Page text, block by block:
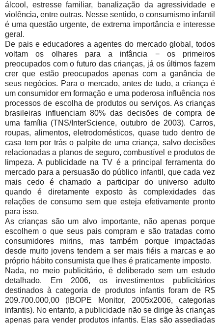
álcool, estresse familiar, banalização da agressividade e
violência, entre outras. Nesse sentido, o consumismo infantil
é uma questão urgente, de extrema importância e interesse
geral.
De pais e educadores a agentes do mercado global, todos
voltam os olhares para a infância − os primeiros
preocupados com o futuro das crianças, já os últimos fazem
crer que estão preocupados apenas com a ganância de
seus negócios. Para o mercado, antes de tudo, a criança é
um consumidor em formação e uma poderosa influência nos
processos de escolha de produtos ou serviços. As crianças
brasileiras influenciam80% das decisões de compra de
uma família (TNS/InterScience, outubro de 2003). Carros,
roupas, alimentos, eletrodomésticos, quase tudo dentro de
casa tem por trás o palpite de uma criança, salvo decisões
relacionadas a planos de seguro, combustível e produtos de
limpeza. A publicidade na TV é a principal ferramenta do
mercado para a persuasão do público infantil, que cada vez
mais cedo é chamado a participar do universo adulto
quando é diretamente exposto às complexidades das
relações de consumo sem que esteja efetivamente pronto
para isso.
As crianças são um alvo importante, não apenas porque
escolhem o que seus pais compram e são tratadas como
consumidores mirins, mas também porque impactadas
desde muito jovens tendem a ser mais fiéis a marcas e ao
próprio hábito consumista que lhes é praticamente imposto.
Nada, no meio publicitário, é deliberado sem um estudo
detalhado. Em 2006, os investimentos publicitários
destinados à categoria de produtos infantis foram de R$
209.700.000,00 (IBOPE Monitor, 2005x2006, categorias
infantis). No entanto, a publicidade não se dirige às crianças
apenas para vender produtos infantis. Elas são assediadas